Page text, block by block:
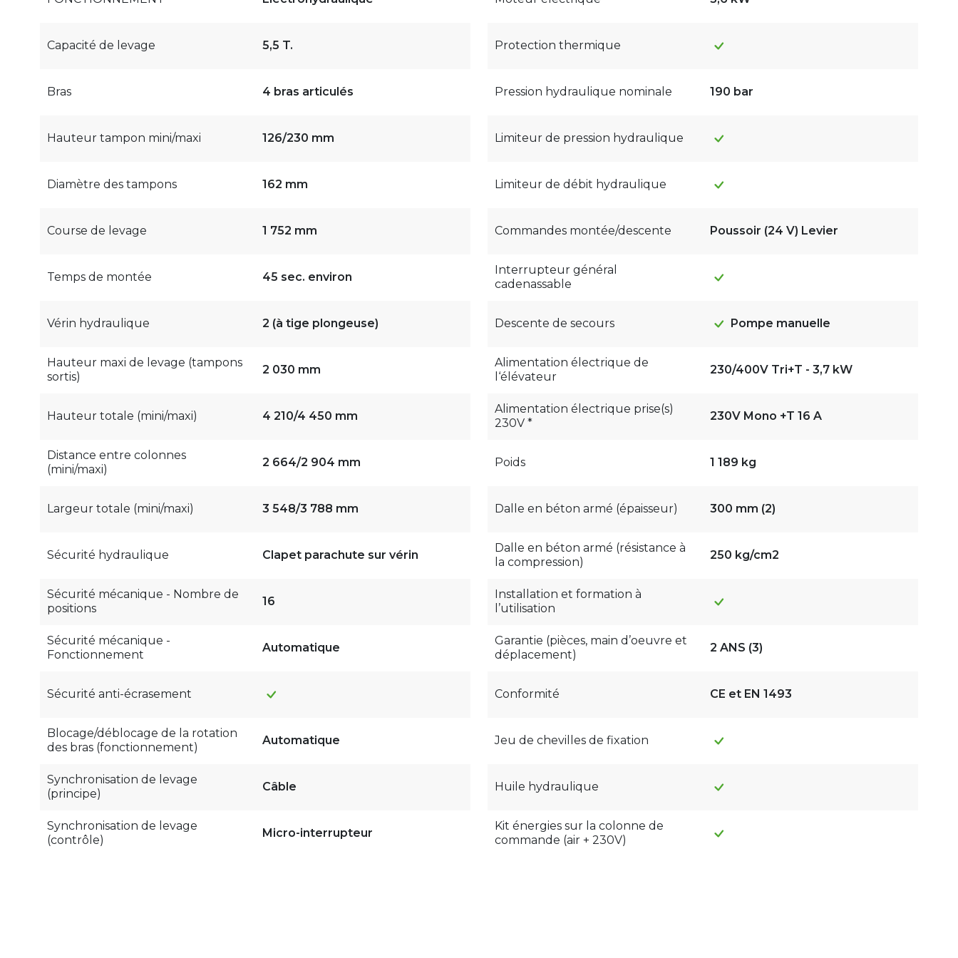
Capacité de levage 5,5 T.
Bras 4 bras articulés
Hauteur tampon mini/maxi 126/230 mm
Diamètre des tampons 162 mm
Course de levage 1 752 mm
Temps de montée 45 sec. environ
Vérin hydraulique 2 (à tige plongeuse)
Hauteur maxi de levage (tampons
sortis)
2 030 mm
Hauteur totale (mini/maxi) 4 210/4 450 mm
Distance entre colonnes
(mini/maxi)
2 664/2 904 mm
Largeur totale (mini/maxi) 3 548/3 788 mm
Sécurité hydraulique Clapet parachute sur vérin
Sécurité mécanique - Nombre de
positions
16
Sécurité mécanique -
Fonctionnement
Automatique
Sécurité anti-écrasement
Blocage/déblocage de la rotation
des bras (fonctionnement)
Automatique
Synchronisation de levage
(principe)
Câble
Synchronisation de levage
(contrôle)
Micro-interrupteur
Protection thermique
Pression hydraulique nominale 190 bar
Limiteur de pression hydraulique
Limiteur de débit hydraulique
Commandes montée/descente Poussoir (24 V) Levier
Interrupteur général
cadenassable
Descente de secours Pompe manuelle
Alimentation électrique de
l‘élévateur
230/400V Tri+T - 3,7 kW
Alimentation électrique prise(s)
230V *
230V Mono +T 16 A
Poids 1 189 kg
Dalle en béton armé (épaisseur) 300 mm (2)
Dalle en béton armé (résistance à
la compression)
250 kg/cm2
Installation et formation à
l’utilisation
Garantie (pièces, main d’oeuvre et
déplacement)
2 ANS (3)
Conformité CE et EN 1493
Jeu de chevilles de fixation
Huile hydraulique
Kit énergies sur la colonne de
commande (air + 230V)